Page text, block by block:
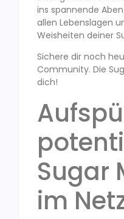
ins spannende
allen Lebenslagen
Weisheiten deiner
Sichere dir noch
Community. Die
dich!
Sugar
im